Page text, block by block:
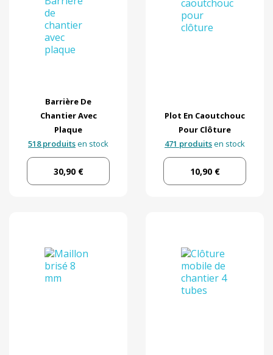
Barrière De
Chantier Avec
Plaque
518 produitsen stock
30,90 €
Plot En Caoutchouc
Pour Clôture
471 produitsen stock
10,90 €